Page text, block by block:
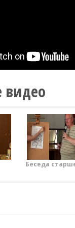
видео
Беседа